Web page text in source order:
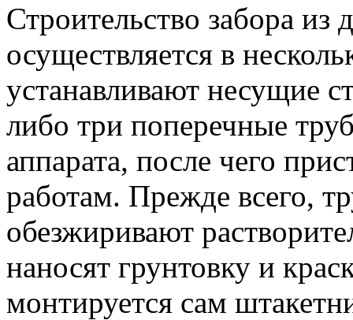
Строительство забора из
осуществляется в
устанавливают несущие
либо три поперечные
аппарата, после чего
работам. Прежде всего,
обезжиривают
наносят грунтовку и
монтируется сам